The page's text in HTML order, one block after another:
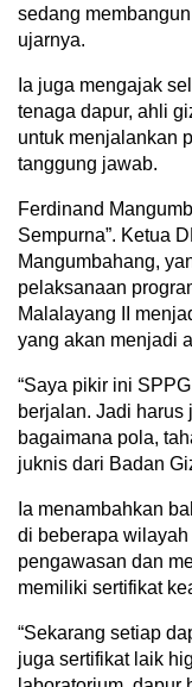
sedang
ujarnya.
Ia juga mengajak
tenaga dapur, ahli
untuk menjalankan
tanggung jawab.
Ferdinand
Sempurna”. Ketua
Mangumbahang,
pelaksanaan
Malalayang II
yang akan menjadi
“Saya pikir ini
berjalan. Jadi harus
bagaimana pola,
juknis dari Badan
Ia menambahkan
di beberapa
pengawasan dan
memiliki sertifikat
“Sekarang setiap
juga sertifikat laik